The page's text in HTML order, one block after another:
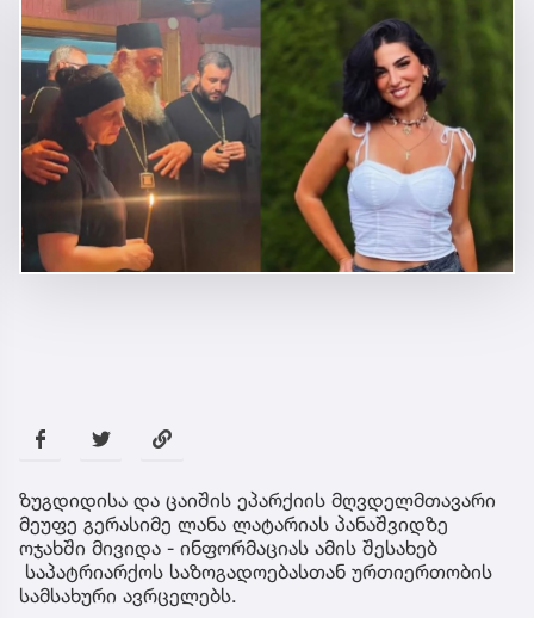
ზუგდიდისა და ცაიშის ეპარქიის მღვდელმთავარი
მეუფე გერასიმე ლანა ლატარიას პანაშვიდზე
ოჯახში მივიდა - ინფორმაციას ამის შესახებ
საპატრიარქოს საზოგადოებასთან ურთიერთობის
სამსახური ავრცელებს.